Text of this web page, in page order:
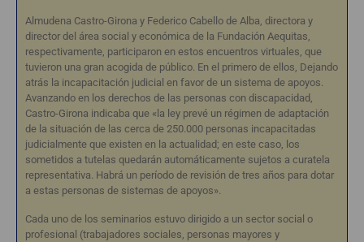
Almudena Castro-Girona y Federico Cabello de Alba, directora y
director del área social y económica de la Fundación Aequitas,
respectivamente, participaron en estos encuentros virtuales, que
tuvieron una gran acogida de público. En el primero de ellos, Dejando
atrás la incapacitación judicial en favor de un sistema de apoyos.
Avanzando en los derechos de las personas con discapacidad,
Castro-Girona indicaba que «la ley prevé un régimen de adaptación
de la situación de las cerca de 250.000 personas incapacitadas
judicialmente que existen en la actualidad; en este caso, los
sometidos a tutelas quedarán automáticamente sujetos a curatela
representativa. Habrá un período de revisión de tres años para dotar
a estas personas de sistemas de apoyos».
Cada uno de los seminarios estuvo dirigido a un sector social o
profesional (trabajadores sociales, personas mayores y